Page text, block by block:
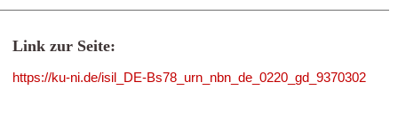
Link zur Seite:
https://ku-ni.de/isil_DE-Bs78_urn_nbn_de_0220_gd_9370302